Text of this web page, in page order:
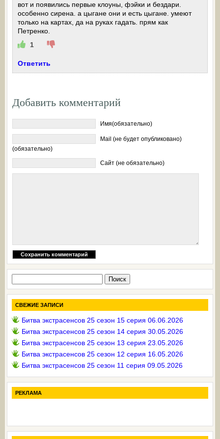
вот и появились первые клоуны, фэйки и бездари.
особенно сирена. а цыгане они и есть цыгане. умеют
только на картах, да на руках гадать. прям как
Петренко.
1
Ответить
Добавить комментарий
Имя(обязательно)
Mail (не будет опубликовано)
(обязательно)
Сайт (не обязательно)
СВЕЖИЕ ЗАПИСИ
Битва экстрасенсов 25 сезон 15 серия 06.06.2026
Битва экстрасенсов 25 сезон 14 серия 30.05.2026
Битва экстрасенсов 25 сезон 13 серия 23.05.2026
Битва экстрасенсов 25 сезон 12 серия 16.05.2026
Битва экстрасенсов 25 сезон 11 серия 09.05.2026
РЕКЛАМА